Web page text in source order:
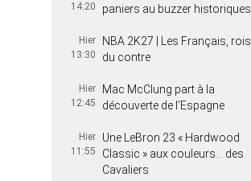
14:20
paniers au buzzer historiques
Hier
13:30
NBA 2K27 | Les Français, rois
du contre
Hier
12:45
Mac McClung part à la
découverte de l’Espagne
Hier
11:55
Une LeBron 23 « Hardwood
Classic » aux couleurs… des
Cavaliers